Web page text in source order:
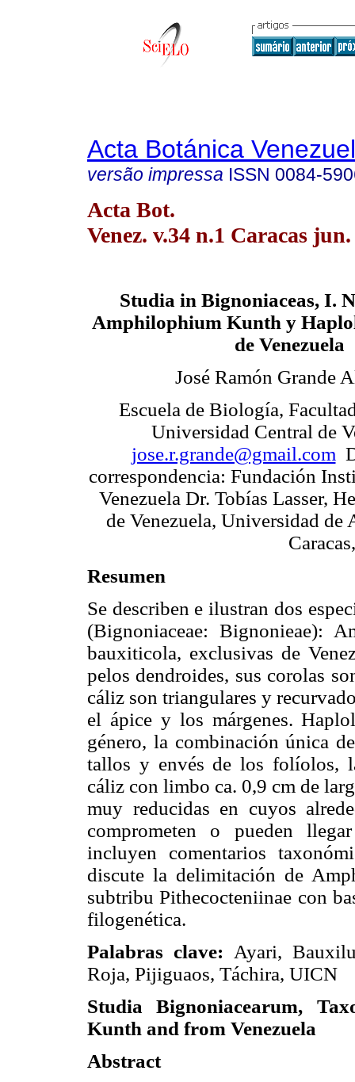
Acta Botánica
versão impressa ISSN 0084-
Acta Bot.
Venez. v.34 n.1 Caracas jun.
Studia in Bignoniaceas, I.
Amphilophium Kunth y
de Venezuela
José Ramón Grande
Escuela de Biología,
Universidad Central de
jose.r.grande@gmail.com
correspondencia: Fundación
Venezuela Dr. Tobías Lasser,
de Venezuela, Universidad de
Resumen
Se describen e ilustran dos
(Bignoniaceae: Bignonieae):
bauxiticola, exclusivas de
pelos dendroides, sus corolas
cáliz son triangulares y
el ápice y los márgenes.
género, la combinación única
tallos y envés de los folíolos,
cáliz con limbo ca. 0,9 cm de
muy reducidas en cuyos
comprometen o pueden
incluyen comentarios
discute la delimitación de
subtribu Pithecocteniinae con
filogenética.
Palabras clave: Ayari,
Roja, Pijiguaos, Táchira, UICN
Studia Bignoniacearum,
Kunth and from Venezuela
Abstract